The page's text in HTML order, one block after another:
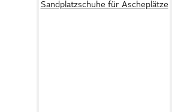
Sandplatzschuhe für Ascheplätze